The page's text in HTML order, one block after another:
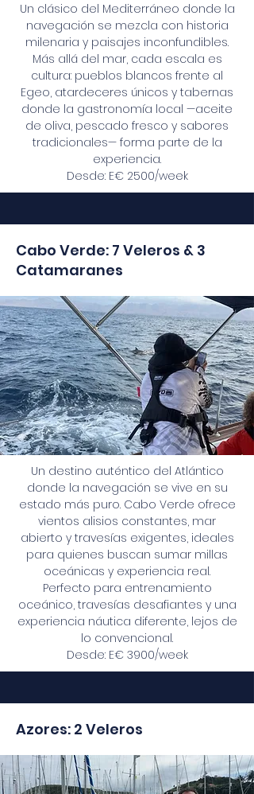
Un clásico del Mediterráneo donde la
navegación se mezcla con historia
milenaria y paisajes inconfundibles.
Más allá del mar, cada escala es
cultura: pueblos blancos frente al
Egeo, atardeceres únicos y tabernas
donde la gastronomía local —aceite
de oliva, pescado fresco y sabores
tradicionales— forma parte de la
experiencia.
Desde: E€ 2500/week
Cabo Verde: 7 Veleros & 3
Catamaranes
Un destino auténtico del Atlántico
donde la navegación se vive en su
estado más puro. Cabo Verde ofrece
vientos alisios constantes, mar
abierto y travesías exigentes, ideales
para quienes buscan sumar millas
oceánicas y experiencia real.
Perfecto para entrenamiento
oceánico, travesías desafiantes y una
experiencia náutica diferente, lejos de
lo convencional.
Desde: E€ 3900/week
Azores: 2 Veleros